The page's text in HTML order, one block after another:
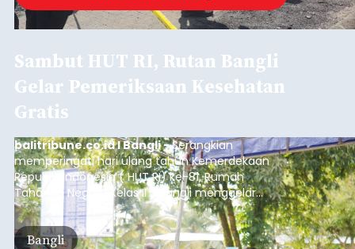
Sambut HUT RI, Rutan Bangli
Gelar Pemeriksaan Kesehatan
Gratis
balitribune.co.id I Bangli -Serangkian
memperingati hari ulang tahun Kemerdekaan
Republik Indonesia ( HUT RI) ke-81, Rumah
Tahanan Negara Kelas II B Bangli menggelar
kegiatan pemeriksaan kesehatan gratis, Rabu
(6/8/2026).
Bangli